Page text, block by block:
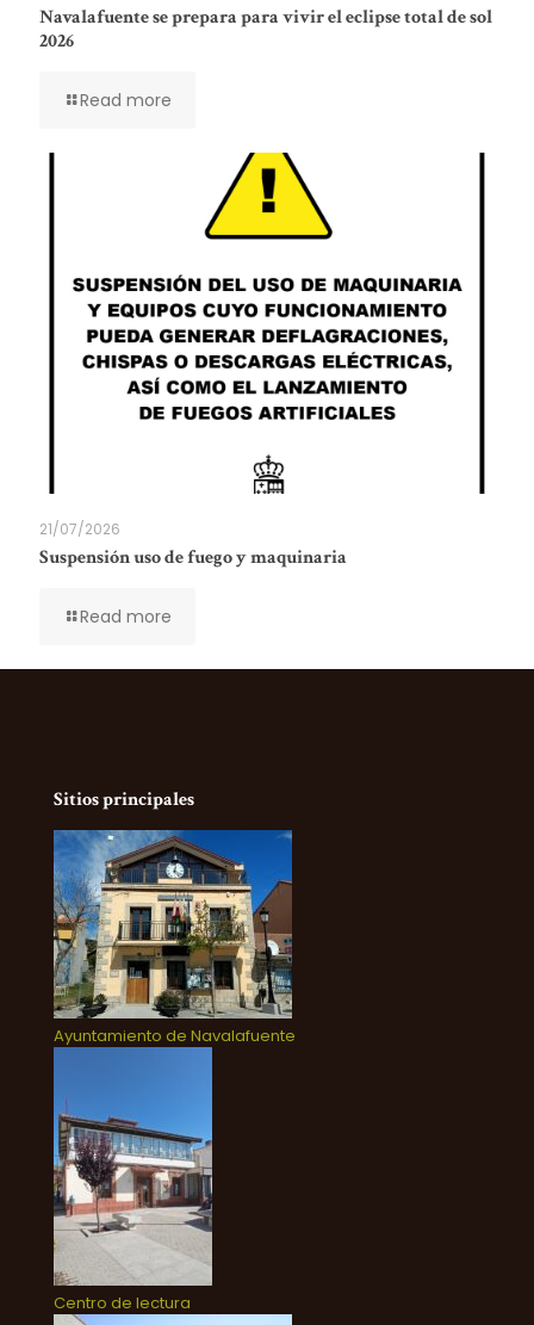
Navalafuente se prepara para vivir el eclipse total de sol
2026
Read more
21/07/2026
Suspensión uso de fuego y maquinaria
Read more
Sitios principales
Ayuntamiento de Navalafuente
Centro de lectura